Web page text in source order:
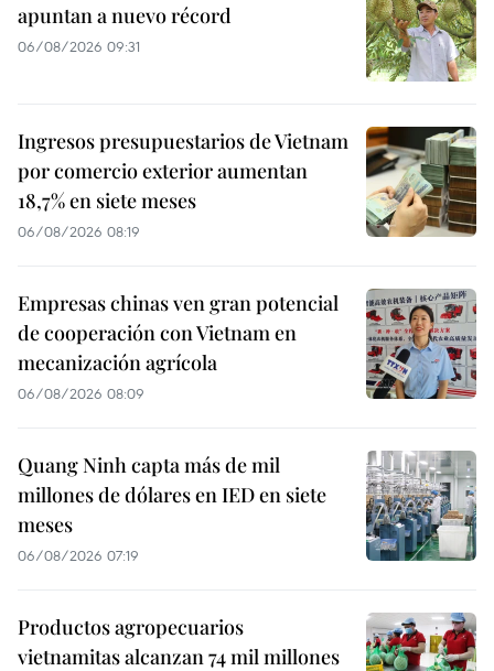
apuntan a nuevo récord
06/08/2026 09:31
Ingresos presupuestarios de Vietnam
por comercio exterior aumentan
18,7% en siete meses
06/08/2026 08:19
Empresas chinas ven gran potencial
de cooperación con Vietnam en
mecanización agrícola
06/08/2026 08:09
Quang Ninh capta más de mil
millones de dólares en IED en siete
meses
06/08/2026 07:19
Productos agropecuarios
vietnamitas alcanzan 74 mil millones